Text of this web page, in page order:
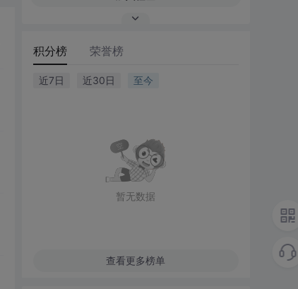
积分榜 荣誉榜
近7日 近30日 至今
暂无数据
查看更多榜单